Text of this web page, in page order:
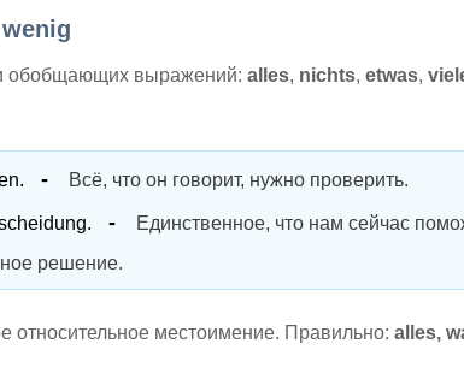
обобщающих выражений: alles, nichts, etwas,
Всё, что он говорит, нужно проверить.
Единственное, что нам сейчас
решение.
относительное местоимение. Правильно: alles,